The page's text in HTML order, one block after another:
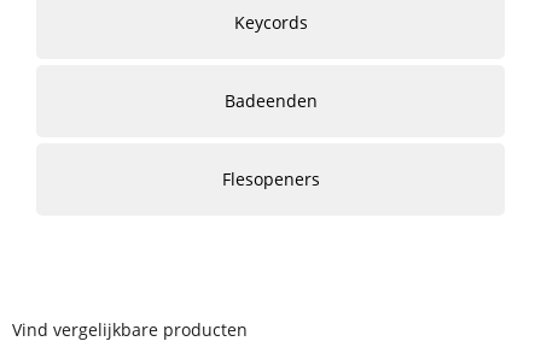
Keycords
Badeenden
Flesopeners
Vind vergelijkbare producten